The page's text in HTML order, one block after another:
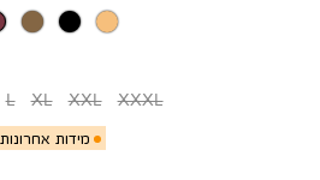
מידות אחרונות
L XL XXL XXXL